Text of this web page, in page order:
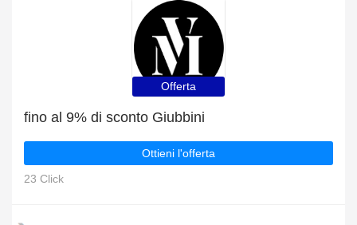
Offerta
fino al 9% di sconto Giubbini
Ottieni l'offerta
23 Click